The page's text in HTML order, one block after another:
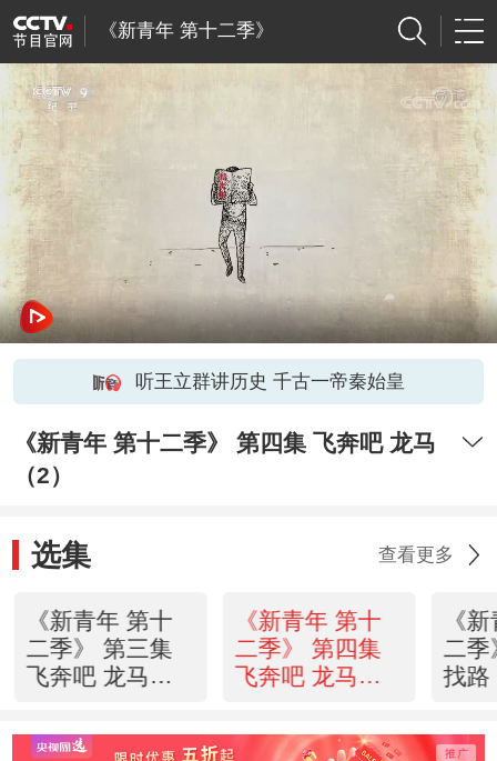
《新青年 第十二季》
听王立群讲历史 千古一帝秦始皇
《新青年 第十二季》 第四集 飞奔吧 龙马
（2）
选集 查看更多
《新青年 第十
二季》 第三集
飞奔吧 龙马
《新青年 第十
二季》 第四集
飞奔吧 龙马
《
二季
找路